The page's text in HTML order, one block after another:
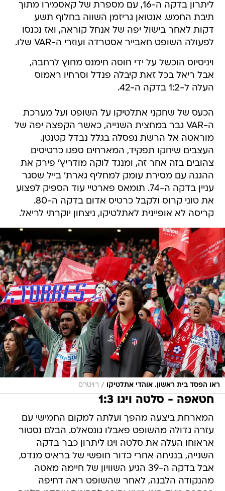
ליתרון בדקה ה-16, עם מספרת של קאסמירו מתוך
תיבת החמש. אנטואן גריזמן השווה בחלוף תשע
דקות לאחר בישול יפה של אנחל קוראה, ואז נכנסו
לפעולה השופט חאבייר אסטרדה ועוזרי ה-VAR שלו.
ויניסיוס הוכשל על ידי חוסה חימנס מחוץ לרחבה,
אבל ריאל בכל זאת קיבלה פנדל וסרחיו ראמוס
העלה ל-1:2 בדקה ה-42.
הכעס של שחקני אתלטיקו על השופט ועל מערכת
ה-VAR גבר במחצית השנייה, כאשר הקפצה יפה של
מוראטה אל הרשת נפסלה בגלל נבדל קטנטן.
העצבים שיחקו תפקיד, המארחים ספגו כרטיסים
צהובים בזה אחר זה, ומנגד לוקה מודריץ' פירק את
ההגנה עם מסירת עומק למחליף גארת' בייל שסגר
עניין בדקה ה-74. תומאס פארטיי עוד הספיק לפצוע
את טוני קרוס ולקבל כרטיס אדום בדקה ה-80.
קריסה לא אופיינית לאתלטיקו, ניצחון יוקרתי לריאל.
ראו הפסד בית ראשון. אוהדי אתלטיקו / רויטרס
חטאפה - סלטה ויגו 1:3
המארחת ביצעה מהפך ועלתה למקום החמישי עם
עזרה גדולה מהשופט פאבלו גונסאלס. הבלם נסטור
אראוחו העלה את סלטה ויגו ליתרון כבר בדקה
השנייה, בנגיחה אחרי כדור חופשי של בראיס מנדס,
אבל בדקה ה-39 הגיע השוויון של חיימה מאטה
מהנקודה הלבנה, לאחר שהשופט ראה דחיפה